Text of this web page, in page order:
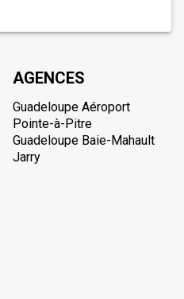
AGENCES
Guadeloupe Aéroport
Pointe-à-Pitre
Guadeloupe Baie-Mahault
Jarry